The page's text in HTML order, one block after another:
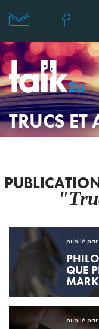
TRUCS ET
publié par
QUE
publié par